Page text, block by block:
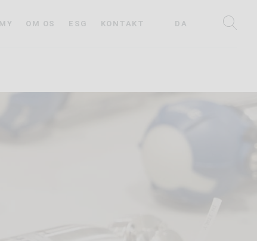
OM OS ESG KONTAKT DA